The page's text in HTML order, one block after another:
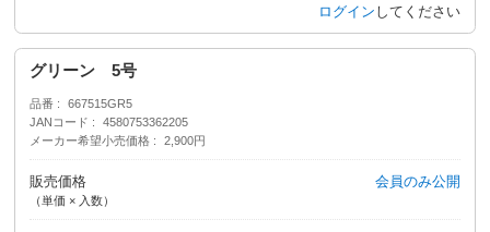
ログイン してください
グリーン 5号
品番
667515GR5
JANコード
4580753362205
メーカー希望小売価格
2,900円
販売価格
（単価 × 入数）
会員のみ公開